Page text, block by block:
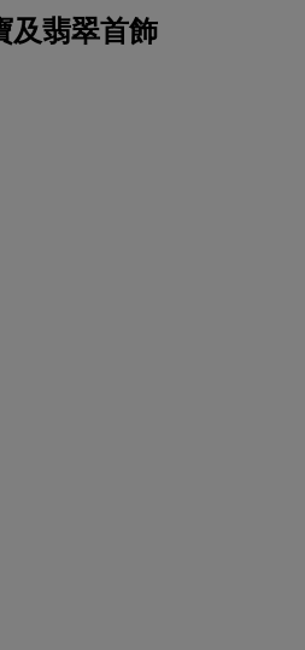
及翡翠首飾